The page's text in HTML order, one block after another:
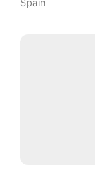
Spain